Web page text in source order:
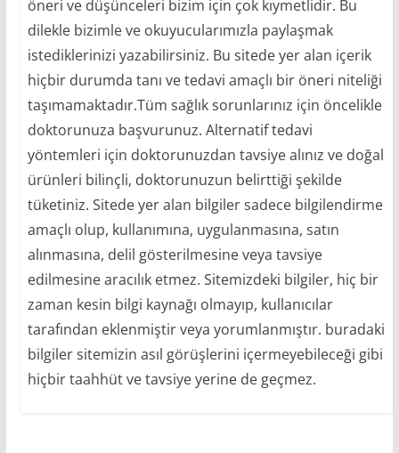
öneri ve düşünceleri bizim için çok kıymetlidir. Bu
dilekle bizimle ve okuyucularımızla paylaşmak
istediklerinizi yazabilirsiniz. Bu sitede yer alan içerik
hiçbir durumda tanı ve tedavi amaçlı bir öneri niteliği
taşımamaktadır.Tüm sağlık sorunlarınız için öncelikle
doktorunuza başvurunuz. Alternatif tedavi
yöntemleri için doktorunuzdan tavsiye alınız ve doğal
ürünleri bilinçli, doktorunuzun belirttiği şekilde
tüketiniz. Sitede yer alan bilgiler sadece bilgilendirme
amaçlı olup, kullanımına, uygulanmasına, satın
alınmasına, delil gösterilmesine veya tavsiye
edilmesine aracılık etmez. Sitemizdeki bilgiler, hiç bir
zaman kesin bilgi kaynağı olmayıp, kullanıcılar
tarafından eklenmiştir veya yorumlanmıştır. buradaki
bilgiler sitemizin asıl görüşlerini içermeyebileceği gibi
hiçbir taahhüt ve tavsiye yerine de geçmez.